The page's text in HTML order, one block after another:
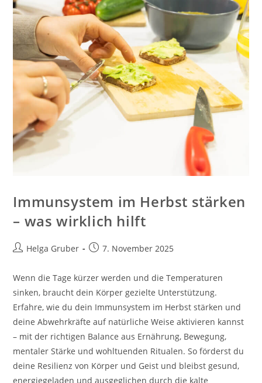
Immunsystem im Herbst stärken
– was wirklich hilft
Beitrags-
Helga Gruber
Beitrag7. November 2025
Wenn die Tage kürzer werden und die Temperaturen
sinken, braucht dein Körper gezielte Unterstützung.
Erfahre, wie du dein Immunsystem im Herbst stärken und
deine Abwehrkräfte auf natürliche Weise aktivieren kannst
– mit der richtigen Balance aus Ernährung, Bewegung,
mentaler Stärke und wohltuenden Ritualen. So förderst du
deine Resilienz von Körper und Geist und bleibst gesund,
energiegeladen und ausgeglichen durch die kalte